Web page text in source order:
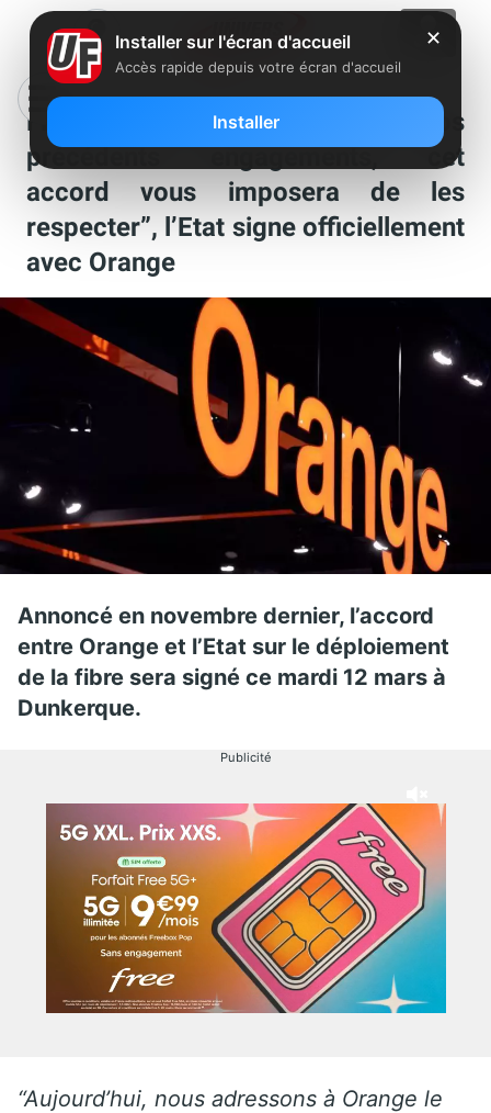
Fibre : “vous n’avez pas honoré vos
précédents engagements, cet
accord vous imposera de les
respecter”, l’Etat signe officiellement
avec Orange
Annoncé en novembre dernier, l’accord
entre Orange et l’Etat sur le déploiement
de la fibre sera signé ce mardi 12 mars à
Dunkerque.
Publicité
“Aujourd’hui, nous adressons à Orange le
✕
Installer sur l'écran d'accueil
Accès rapide depuis votre écran d'accueil
Installer